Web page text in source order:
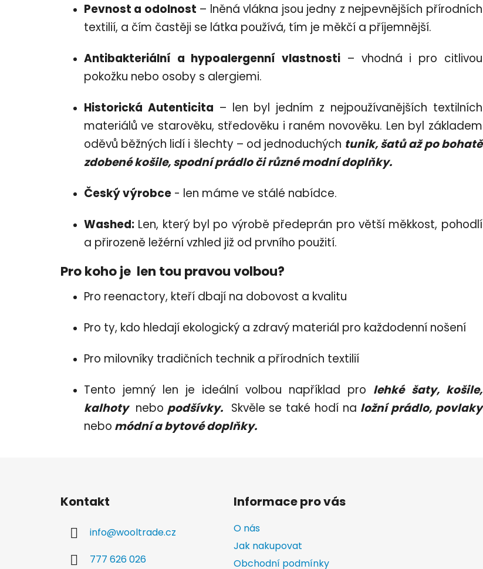
Pevnost a odolnost – lněná vlákna jsou jedny z nejpevnějších přírodních
textilií, a čím častěji se látka používá, tím je měkčí a příjemnější.
Antibakteriální a hypoalergenní vlastnosti – vhodná i pro citlivou
pokožku nebo osoby s alergiemi.
Historická Autenticita – len byl jedním z nejpoužívanějších textilních
materiálů ve starověku, středověku i raném novověku. Len byl základem
oděvů běžných lidí i šlechty – od jednoduchých tunik, šatů až po bohatě
zdobené košile, spodní prádlo či různé modní doplňky.
Český výrobce - len máme ve stálé nabídce.
Washed: Len, který byl po výrobě předeprán pro větší měkkost, pohodlí
a přirozeně ležérní vzhled již od prvního použití.
Pro koho je len tou pravou volbou?
Pro reenactory, kteří dbají na dobovost a kvalitu
Pro ty, kdo hledají ekologický a zdravý materiál pro každodenní nošení
Pro milovníky tradičních technik a přírodních textilií
Tento jemný len je ideální volbou například pro lehké šaty, košile,
kalhoty nebo podšívky. Skvěle se také hodí na ložní prádlo, povlaky
nebo módní a bytové doplňky.
Kontakt
info@wooltrade.cz
777 626 026
Informace pro vás
O nás
Jak nakupovat
Obchodní podmínky